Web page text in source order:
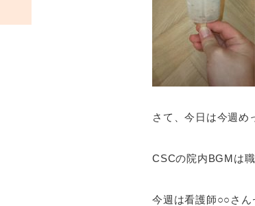
さて、今日は今週め
CSCの院内BGMは
今週は看護師○○さん